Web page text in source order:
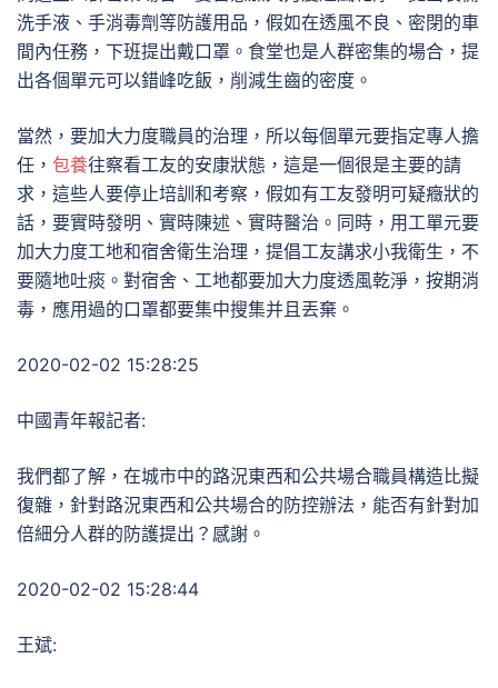
洗手液、手消毒劑等防護用品，假如在透風不良、密閉的車
間內任務，下班提出戴口罩。食堂也是人群密集的場合，提
出各個單元可以錯峰吃飯，削減生齒的密度。
當然，要加大力度職員的治理，所以每個單元要指定專人擔
任， 包養往察看工友的安康狀態，這是一個很是主要的請
求，這些人要停止培訓和考察，假如有工友發明可疑癥狀的
話，要實時發明、實時陳述、實時醫治。同時，用工單元要
加大力度工地和宿舍衛生治理，提倡工友講求小我衛生，不
要隨地吐痰。對宿舍、工地都要加大力度透風乾淨，按期消
毒，應用過的口罩都要集中搜集并且丟棄。
2020-02-02 15:28:25
中國青年報記者:
我們都了解，在城市中的路況東西和公共場合職員構造比擬
復雜，針對路況東西和公共場合的防控辦法，能否有針對加
倍細分人群的防護提出？感謝。
2020-02-02 15:28:44
王斌: